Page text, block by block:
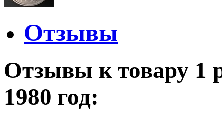
Отзывы
Отзывы к товару 1
1980 год: